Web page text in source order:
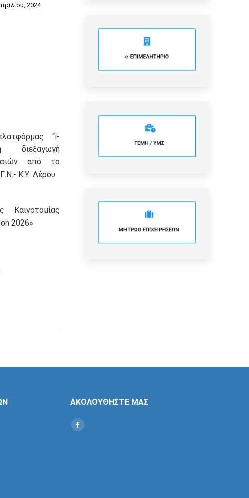
2024
“i-
από το
Κ.Υ. Λέρου
Καινοτομίας
2026»
ΑΚΟΛΟΥΘΗΣΤΕ ΜΑΣ
Find us on:
Social